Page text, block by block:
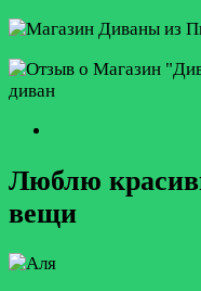
Люблю
вещи